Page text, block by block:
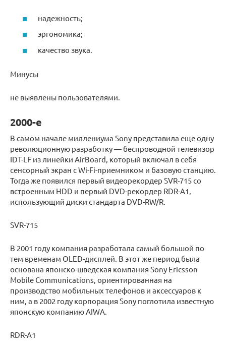
надежность;
эргономика;
качество звука.
Минусы
не выявлены пользователями.
2000-е
В самом начале миллениума Sony представила еще одну
революционную разработку — беспроводной телевизор
IDT-LF из линейки AirBoard, который включал в себя
сенсорный экран с Wi-Fi-приемником и базовую станцию.
Тогда же появился первый видеорекордер SVR-715 со
встроенным HDD и первый DVD-рекордер RDR-A1,
использующий диски стандарта DVD-RW/R.
SVR-715
В 2001 году компания разработала самый большой по
тем временам OLED-дисплей. В этот же период была
основана японско-шведская компания Sony Ericsson
Mobile Communications, ориентированная на
производство мобильных телефонов и аксессуаров к
ним, а в 2002 году корпорация Sony поглотила известную
японскую компанию AIWA.
RDR-A1